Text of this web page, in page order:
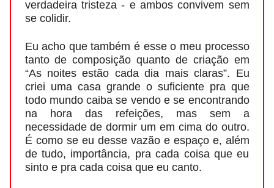
verdadeira tristeza - e ambos convivem sem
se colidir.
Eu acho que também é esse o meu processo
tanto de composição quanto de criação em
“As noites estão cada dia mais claras”. Eu
criei uma casa grande o suficiente pra que
todo mundo caiba se vendo e se encontrando
na hora das refeições, mas sem a
necessidade de dormir um em cima do outro.
É como se eu desse vazão e espaço e, além
de tudo, importância, pra cada coisa que eu
sinto e pra cada coisa que eu canto.